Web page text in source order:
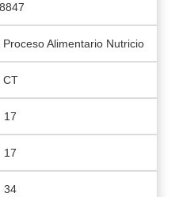
Alimentario Nutricio
CT
17
17
34